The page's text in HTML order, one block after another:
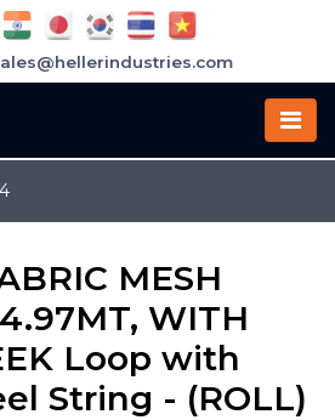
MESH
WITH
Loop with
String - (ROLL)